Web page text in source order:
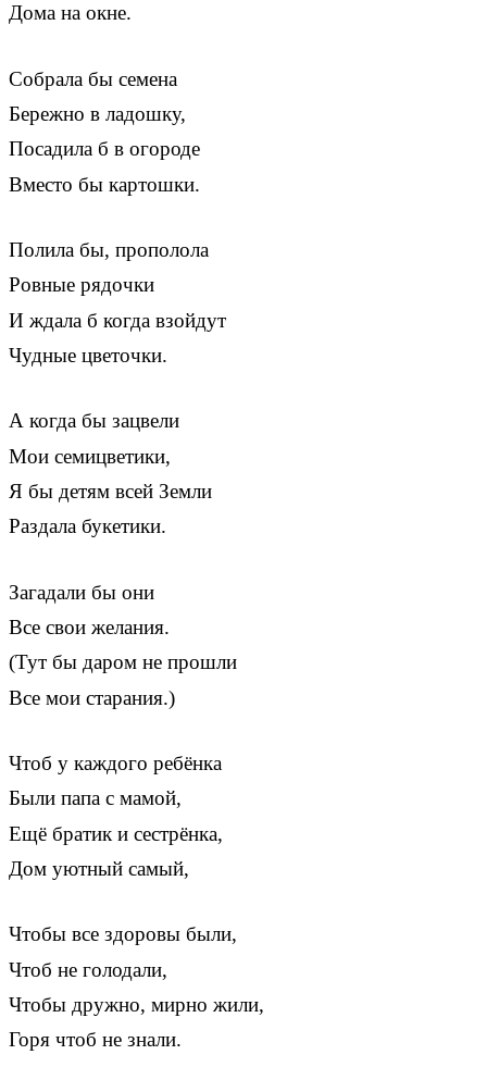
Дома на окне.
Собрала бы семена
Бережно в ладошку,
Посадила б в огороде
Вместо бы картошки.
Полила бы, прополола
Ровные рядочки
И ждала б когда взойдут
Чудные цветочки.
А когда бы зацвели
Мои семицветики,
Я бы детям всей Земли
Раздала букетики.
Загадали бы они
Все свои желания.
(Тут бы даром не прошли
Все мои старания.)
Чтоб у каждого ребёнка
Были папа с мамой,
Ещё братик и сестрёнка,
Дом уютный самый,
Чтобы все здоровы были,
Чтоб не голодали,
Чтобы дружно, мирно жили,
Горя чтоб не знали.